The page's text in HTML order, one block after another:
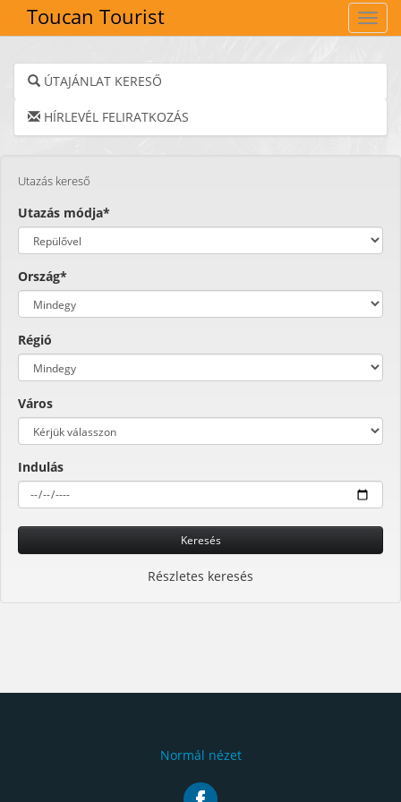
Toucan Tourist
ÚTAJÁNLAT KERESŐ
HÍRLEVÉL FELIRATKOZÁS
Utazás kereső
Utazás módja*
Ország*
Régió
Város
Indulás
Keresés
Részletes keresés
Normál nézet